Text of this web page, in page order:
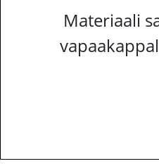
Materiaali